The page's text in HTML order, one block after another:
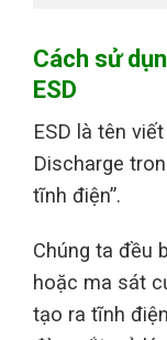
Cách sử
ESD
ESD là tên
Discharge
tĩnh điện”.
Chúng ta đều
hoặc ma sát
tạo ra tĩnh